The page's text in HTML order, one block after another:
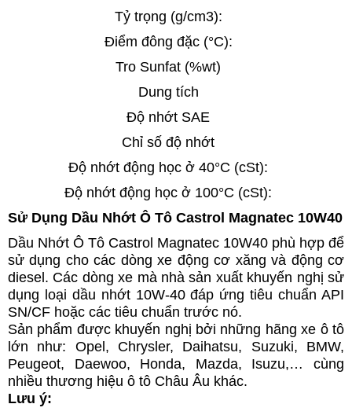
Tỷ trọng (g/cm3):
Điểm đông đặc (°C):
Tro Sunfat (%wt)
Dung tích
Độ nhớt SAE
Chỉ số độ nhớt
Độ nhớt động học ở 40°C (cSt):
Độ nhớt động học ở 100°C (cSt):
Sử Dụng Dầu Nhớt Ô Tô Castrol Magnatec 10W40
Dầu Nhớt Ô Tô Castrol Magnatec 10W40 phù hợp để
sử dụng cho các dòng xe động cơ xăng và động cơ
diesel. Các dòng xe mà nhà sản xuất khuyến nghị sử
dụng loại dầu nhớt 10W-40 đáp ứng tiêu chuẩn API
SN/CF hoặc các tiêu chuẩn trước nó.
Sản phẩm được khuyến nghị bởi những hãng xe ô tô
lớn như: Opel, Chrysler, Daihatsu, Suzuki, BMW,
Peugeot, Daewoo, Honda, Mazda, Isuzu,… cùng
nhiều thương hiệu ô tô Châu Âu khác.
Lưu ý: